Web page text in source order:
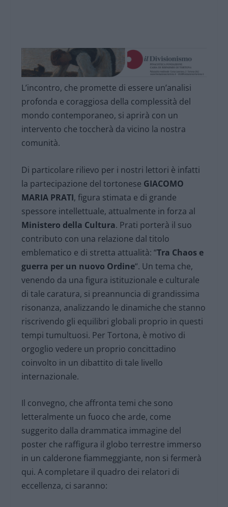
L’incontro, che promette di essere un’analisi
profonda e coraggiosa della complessità del
mondo contemporaneo, si aprirà con un
intervento che toccherà da vicino la nostra
comunità.
Di particolare rilievo per i nostri lettori è infatti
la partecipazione del tortonese GIACOMO
MARIA PRATI, figura stimata e di grande
spessore intellettuale, attualmente in forza al
Ministero della Cultura. Prati porterà il suo
contributo con una relazione dal titolo
emblematico e di stretta attualità: “Tra Chaos e
guerra per un nuovo Ordine“. Un tema che,
venendo da una figura istituzionale e culturale
di tale caratura, si preannuncia di grandissima
risonanza, analizzando le dinamiche che stanno
riscrivendo gli equilibri globali proprio in questi
tempi tumultuosi. Per Tortona, è motivo di
orgoglio vedere un proprio concittadino
coinvolto in un dibattito di tale livello
internazionale.
Il convegno, che affronta temi che sono
letteralmente un fuoco che arde, come
suggerito dalla drammatica immagine del
poster che raffigura il globo terrestre immerso
in un calderone fiammeggiante, non si fermerà
qui. A completare il quadro dei relatori di
eccellenza, ci saranno: